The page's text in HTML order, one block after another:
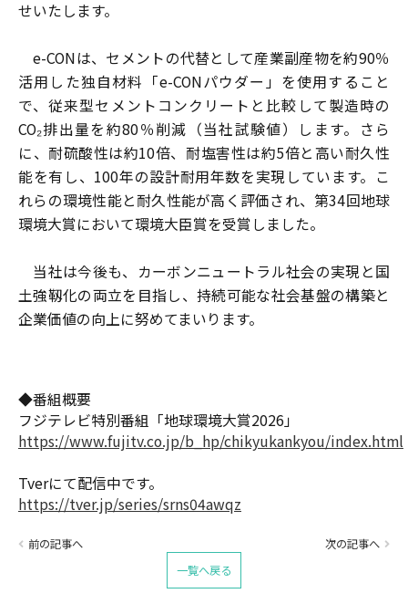
せいたします。
e-CONは、セメントの代替として産業副産物を約90％
活用した独自材料「e-CONパウダー」を使用すること
で、従来型セメントコンクリートと比較して製造時の
CO₂排出量を約80％削減（当社試験値）します。さら
に、耐硫酸性は約10倍、耐塩害性は約5倍と高い耐久性
能を有し、100年の設計耐用年数を実現しています。こ
れらの環境性能と耐久性能が高く評価され、第34回地球
環境大賞において環境大臣賞を受賞しました。
当社は今後も、カーボンニュートラル社会の実現と国
土強靱化の両立を目指し、持続可能な社会基盤の構築と
企業価値の向上に努めてまいります。
◆番組概要
フジテレビ特別番組「地球環境大賞2026」
https://www.fujitv.co.jp/b_hp/chikyukankyou/index.html
Tverにて配信中です。
https://tver.jp/series/srns04awqz
前の記事へ
次の記事へ
一覧へ戻る